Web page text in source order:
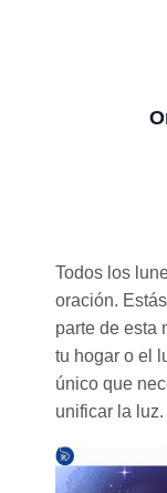
Todos los
oración.
parte de esta
tu hogar o el
único que
unificar la luz.